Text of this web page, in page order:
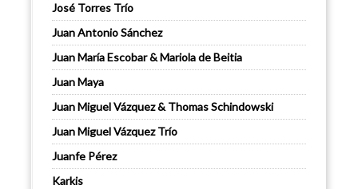
José Torres Trío
Juan Antonio Sánchez
Juan María Escobar & Mariola de Beitia
Juan Maya
Juan Miguel Vázquez & Thomas Schindowski
Juan Miguel Vázquez Trío
Juanfe Pérez
Karkis